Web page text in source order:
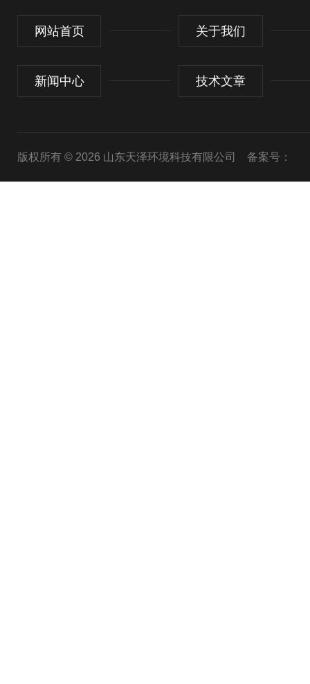
网站首页 关于我们
新闻中心 技术文章
版权所有 © 2026 山东天泽环境科技有限公司 备案号：